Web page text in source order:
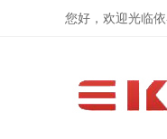
您好，欢迎光临